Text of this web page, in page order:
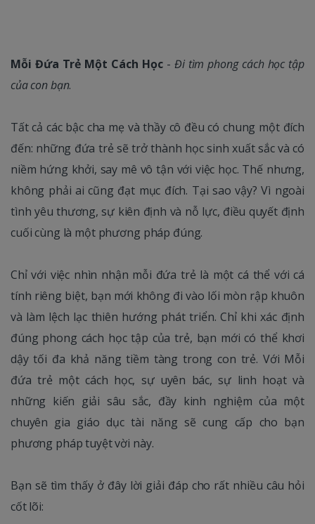
Mỗi Đứa Trẻ Một Cách Học- Đi tìm phong cách học tập
của con bạn.
Tất cả các bậc cha mẹ và thầy cô đều có chung một đích
đến: những đứa trẻ sẽ trở thành học sinh xuất sắc và có
niềm hứng khởi, say mê vô tận với việc học. Thế nhưng,
không phải ai cũng đạt mục đích. Tại sao vậy? Vì ngoài
tình yêu thương, sự kiên định và nỗ lực, điều quyết định
cuối cùng là một phương pháp đúng.
Chỉ với việc nhìn nhận mỗi đứa trẻ là một cá thể với cá
tính riêng biệt, bạn mới không đi vào lối mòn rập khuôn
và làm lệch lạc thiên hướng phát triển. Chỉ khi xác định
đúng phong cách học tập của trẻ, bạn mới có thể khơi
dậy tối đa khả năng tiềm tàng trong con trẻ. Với Mỗi
đứa trẻ một cách học, sự uyên bác, sự linh hoạt và
những kiến giải sâu sắc, đầy kinh nghiệm của một
chuyên gia giáo dục tài năng sẽ cung cấp cho bạn
phương pháp tuyệt vời này.
Bạn sẽ tìm thấy ở đây lời giải đáp cho rất nhiều câu hỏi
cốt lõi: